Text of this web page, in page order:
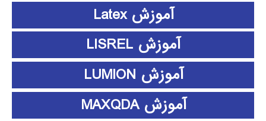
آموزش Latex
آموزش LISREL
آموزش LUMION
آموزش MAXQDA